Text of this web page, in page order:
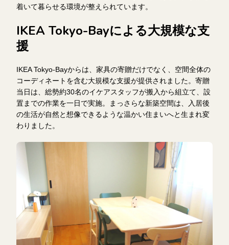
着いて暮らせる環境が整えられています。
IKEA Tokyo-Bayによる大規模な支
援
IKEA Tokyo-Bayからは、家具の寄贈だけでなく、空間全体の
コーディネートを含む大規模な支援が提供されました。寄贈
当日は、総勢約30名のイケアスタッフが搬入から組立て、設
置までの作業を一日で実施。まっさらな新築空間は、入居後
の生活が自然と想像できるような温かい住まいへと生まれ変
わりました。